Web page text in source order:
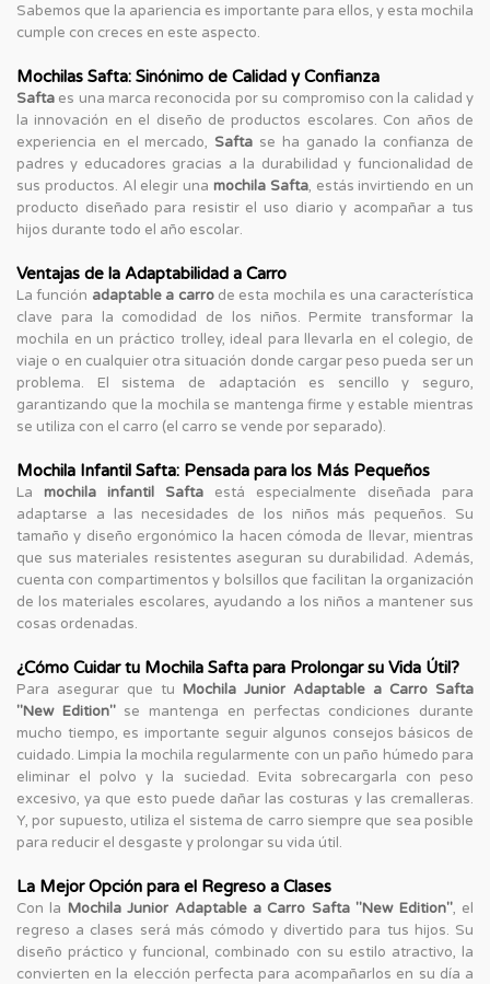
Sabemos que la apariencia es importante para ellos, y esta mochila
cumple con creces en este aspecto.
Mochilas Safta: Sinónimo de Calidad y Confianza
Safta es una marca reconocida por su compromiso con la calidad y
la innovación en el diseño de productos escolares. Con años de
experiencia en el mercado, Safta se ha ganado la confianza de
padres y educadores gracias a la durabilidad y funcionalidad de
sus productos. Al elegir una mochila Safta, estás invirtiendo en un
producto diseñado para resistir el uso diario y acompañar a tus
hijos durante todo el año escolar.
Ventajas de la Adaptabilidad a Carro
La función adaptable a carrode esta mochila es una característica
clave para la comodidad de los niños. Permite transformar la
mochila en un práctico trolley, ideal para llevarla en el colegio, de
viaje o en cualquier otra situación donde cargar peso pueda ser un
problema. El sistema de adaptación es sencillo y seguro,
garantizando que la mochila se mantenga firme y estable mientras
se utiliza con el carro (el carro se vende por separado).
Mochila Infantil Safta: Pensada para los Más Pequeños
La mochila infantil Safta está especialmente diseñada para
adaptarse a las necesidades de los niños más pequeños. Su
tamaño y diseño ergonómico la hacen cómoda de llevar, mientras
que sus materiales resistentes aseguran su durabilidad. Además,
cuenta con compartimentos y bolsillos que facilitan la organización
de los materiales escolares, ayudando a los niños a mantener sus
cosas ordenadas.
¿Cómo Cuidar tu Mochila Safta para Prolongar su Vida Útil?
Para asegurar que tu Mochila Junior Adaptable a Carro Safta
"New Edition"se mantenga en perfectas condiciones durante
mucho tiempo, es importante seguir algunos consejos básicos de
cuidado. Limpia la mochila regularmente con un paño húmedo para
eliminar el polvo y la suciedad. Evita sobrecargarla con peso
excesivo, ya que esto puede dañar las costuras y las cremalleras.
Y, por supuesto, utiliza el sistema de carro siempre que sea posible
para reducir el desgaste y prolongar su vida útil.
La Mejor Opción para el Regreso a Clases
Con la Mochila Junior Adaptable a Carro Safta "New Edition", el
regreso a clases será más cómodo y divertido para tus hijos. Su
diseño práctico y funcional, combinado con su estilo atractivo, la
convierten en la elección perfecta para acompañarlos en su día a